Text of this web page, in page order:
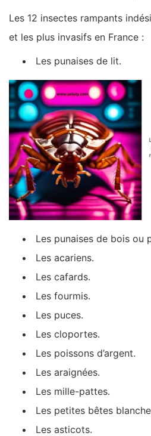
Les 12 insectes rampants
et les plus invasifs en France :
Les punaises de lit.
Les punaises de bois ou
Les acariens.
Les cafards.
Les fourmis.
Les puces.
Les cloportes.
Les poissons d’argent.
Les araignées.
Les mille-pattes.
Les petites bêtes
Les asticots.